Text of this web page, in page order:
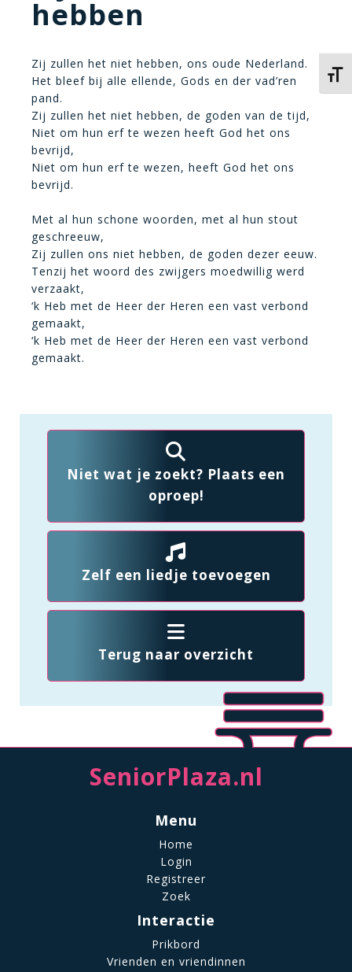
hebben
Zij zullen het niet hebben, ons oude Nederland.
Het bleef bij alle ellende, Gods en der vad’ren
pand.
Zij zullen het niet hebben, de goden van de tijd,
Niet om hun erf te wezen heeft God het ons
bevrijd,
Niet om hun erf te wezen, heeft God het ons
bevrijd.
Met al hun schone woorden, met al hun stout
geschreeuw,
Zij zullen ons niet hebben, de goden dezer eeuw.
Tenzij het woord des zwijgers moedwillig werd
verzaakt,
‘k Heb met de Heer der Heren een vast verbond
gemaakt,
‘k Heb met de Heer der Heren een vast verbond
gemaakt.
Niet wat je zoekt? Plaats een
oproep!
Zelf een liedje toevoegen
Terug naar overzicht
SeniorPlaza.nl
Menu
Home
Login
Registreer
Zoek
Interactie
Prikbord
Vrienden en vriendinnen